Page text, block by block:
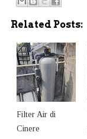
Related Posts:
Filter Air di
Cinere